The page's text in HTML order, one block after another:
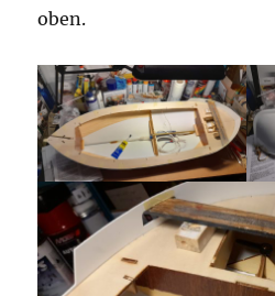
oben.